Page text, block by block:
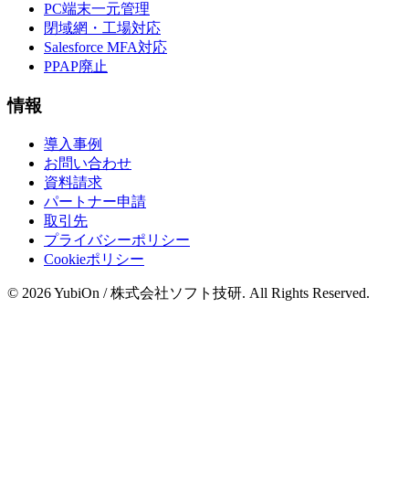
PC端末一元管理
閉域網・工場対応
Salesforce MFA対応
PPAP廃止
情報
導入事例
お問い合わせ
資料請求
パートナー申請
取引先
プライバシーポリシー
Cookieポリシー
© 2026 YubiOn / 株式会社ソフト技研. All Rights Reserved.